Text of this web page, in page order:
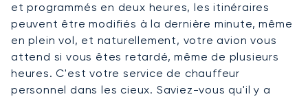
et programmés en deux heures, les itinéraires
peuvent être modifiés à la dernière minute, même
en plein vol, et naturellement, votre avion vous
attend si vous êtes retardé, même de plusieurs
heures. C'est votre service de chauffeur
personnel dans les cieux. Saviez-vous qu'il y a